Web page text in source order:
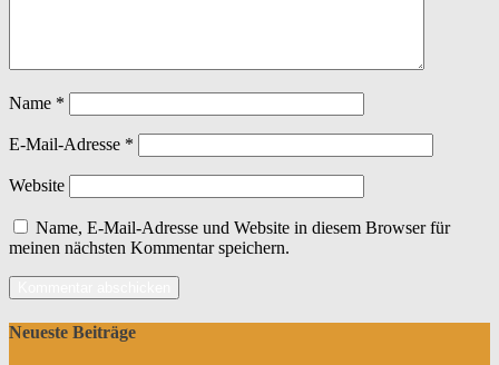
Name *
E-Mail-Adresse *
Website
Name, E-Mail-Adresse und Website in diesem Browser für
meinen nächsten Kommentar speichern.
Neueste Beiträge